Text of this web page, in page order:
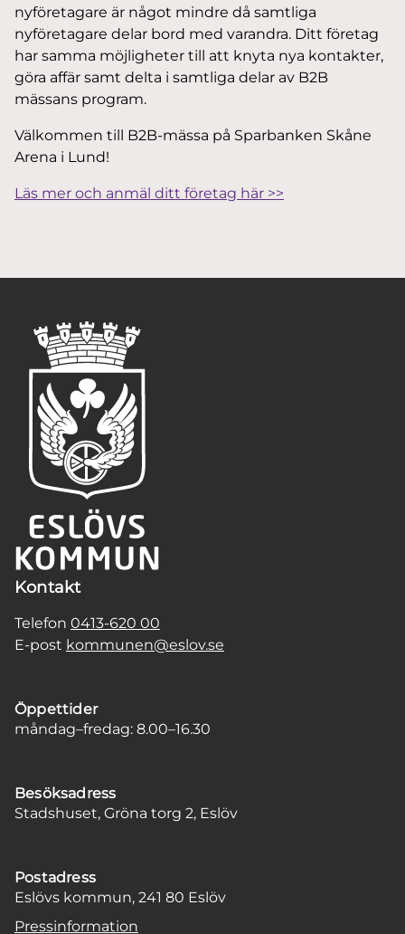
nyföretagare är något mindre då samtliga
nyföretagare delar bord med varandra. Ditt företag
har samma möjligheter till att knyta nya kontakter,
göra affär samt delta i samtliga delar av B2B
mässans program.
Välkommen till B2B-mässa på Sparbanken Skåne
Arena i Lund!
Läs mer och anmäl ditt företag här >>
Kontakt
Telefon 0413-620 00
E-post kommunen@eslov.se
Öppettider
måndag–fredag: 8.00–16.30
Besöksadress
Stadshuset, Gröna torg 2, Eslöv
Postadress
Eslövs kommun, 241 80 Eslöv
Pressinformation